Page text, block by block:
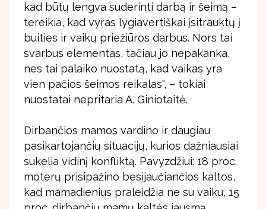
kad būtų lengva suderinti darbą ir šeimą –
tereikia, kad vyras lygiavertiškai įsitrauktų į
buities ir vaikų priežiūros darbus. Nors tai
svarbus elementas, tačiau jo nepakanka,
nes tai palaiko nuostatą, kad vaikas yra
vien pačios šeimos reikalas“, – tokiai
nuostatai nepritaria A. Giniotaitė.
Dirbančios mamos vardino ir daugiau
pasikartojančių situacijų, kurios dažniausiai
sukelia vidinį konfliktą. Pavyzdžiui: 18 proc.
moterų prisipažino besijaučiančios kaltos,
kad mamadienius praleidžia ne su vaiku, 15